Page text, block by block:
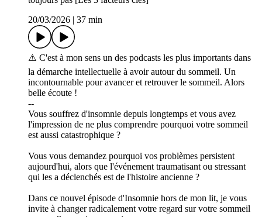
20/03/2026
37 min
⚠️ C'est à mon sens un des podcasts les plus importants dans
la démarche intellectuelle à avoir autour du sommeil. Un
incontournable pour avancer et retrouver le sommeil. Alors
belle écoute !
--
Vous souffrez d'insomnie depuis longtemps et vous avez
l'impression de ne plus comprendre pourquoi votre sommeil
est aussi catastrophique ?
Vous vous demandez pourquoi vos problèmes persistent
aujourd'hui, alors que l'événement traumatisant ou stressant
qui les a déclenchés est de l'histoire ancienne ?
Dans ce nouvel épisode d'Insomnie hors de mon lit, je vous
invite à changer radicalement votre regard sur votre sommeil